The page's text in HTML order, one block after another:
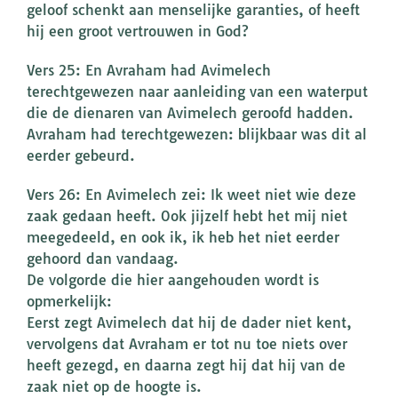
geloof schenkt aan menselijke garanties, of heeft
hij een groot vertrouwen in God?
Vers 25: En Avraham had Avimelech
terechtgewezen naar aanleiding van een waterput
die de dienaren van Avimelech geroofd hadden.
Avraham had terechtgewezen: blijkbaar was dit al
eerder gebeurd.
Vers 26: En Avimelech zei: Ik weet niet wie deze
zaak gedaan heeft. Ook jijzelf hebt het mij niet
meegedeeld, en ook ik, ik heb het niet eerder
gehoord dan vandaag.
De volgorde die hier aangehouden wordt is
opmerkelijk:
Eerst zegt Avimelech dat hij de dader niet kent,
vervolgens dat Avraham er tot nu toe niets over
heeft gezegd, en daarna zegt hij dat hij van de
zaak niet op de hoogte is.